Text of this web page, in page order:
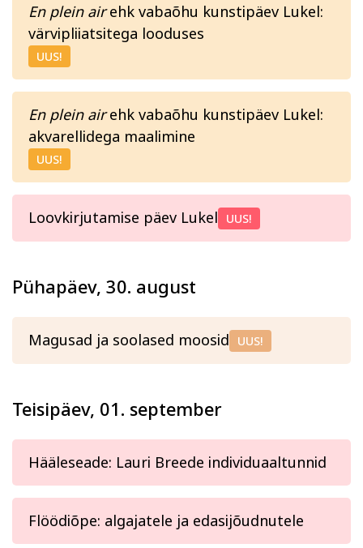
En plein airehk vabaõhu kunstipäev Lukel:
värvipliiatsitega looduses
UUS!
En plein airehk vabaõhu kunstipäev Lukel:
akvarellidega maalimine
UUS!
Loovkirjutamise päev Lukel UUS!
Pühapäev, 30. august
Magusad ja soolased moosid UUS!
Teisipäev, 01. september
Hääleseade: Lauri Breede individuaaltunnid
Flöödiõpe: algajatele ja edasijõudnutele